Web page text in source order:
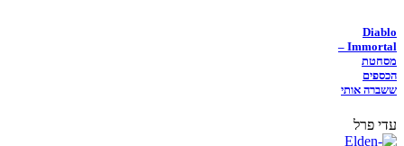
Diablo
Immortal –
מסחטת
הכספים
ששברה אותי
עדי פרל